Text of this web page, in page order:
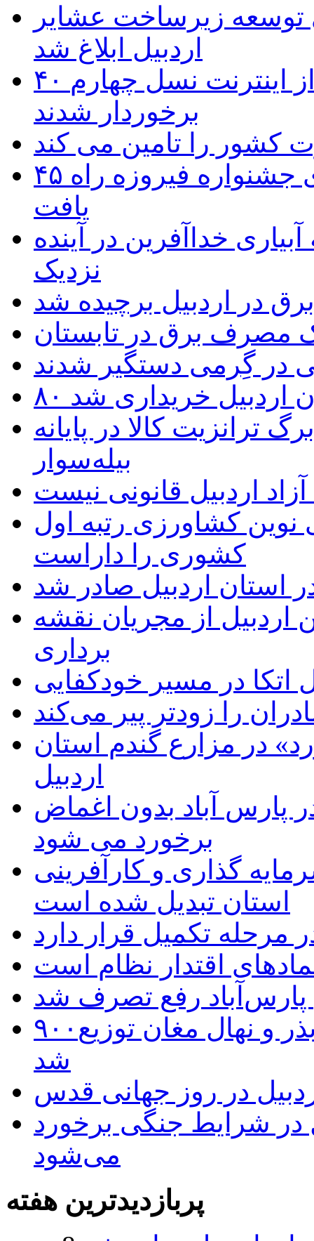
برای توسعه زیرساخت عشایر
اردبیل ابلاغ شد
۴۰ روستای شهرستان گِرمی از اینترنت نسل چهارم
برخوردار شدند
۴۵ اثر هنرمندان اردبیلی به غربالگری جشنواره فیروزه راه
یافت
خداآفرین در آینده
نزدیک
مصرف برق در تابستان
در گِرمی دستگیر شدند
اردبیل خریداری شد
کالا در پایانه
بیله‌سوار
اردبیل قانونی نیست
نوین کشاورزی رتبه اول
کشوری را داراست
استان اردبیل صادر شد
از مجریان نقشه
برداری
در مسیر خودکفایی
را زودتر پیر می‌کند
در مزارع گندم استان
اردبیل
پارس آباد بدون اغماض
برخورد می شود
گذاری و کارآفرینی
استان تبدیل شده است
مرحله تکمیل قرار دارد
اقتدار نظام است
پارس‌آباد رفع تصرف شد
۹۰۰هزار اصله نهال توسط ایستگاه بذر و نهال مغان توزیع
شد
در روز جهانی قدس
در شرایط جنگی برخورد
می‌شود
پربازدیدترین هفته